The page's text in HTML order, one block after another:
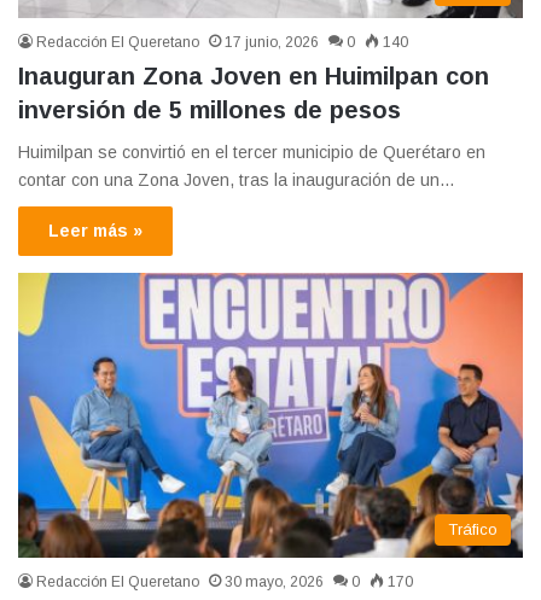
Redacción El Queretano 17 junio, 2026 0 140
Inauguran Zona Joven en Huimilpan con
inversión de 5 millones de pesos
Huimilpan se convirtió en el tercer municipio de Querétaro en
contar con una Zona Joven, tras la inauguración de un…
Leer más »
Tráfico
Redacción El Queretano 30 mayo, 2026 0 170